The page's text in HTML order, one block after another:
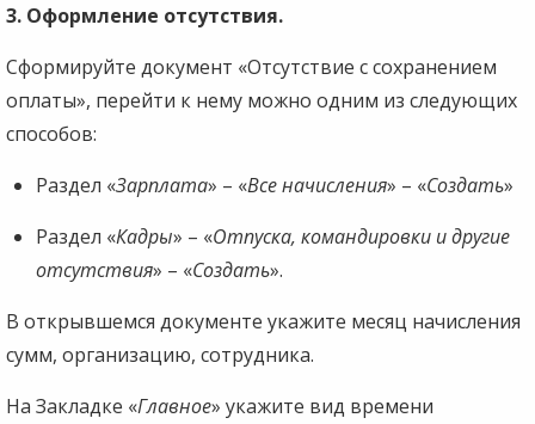
3. Оформление отсутствия.
Сформируйте документ «Отсутствие с сохранением
оплаты», перейти к нему можно одним из следующих
способов:
Раздел «Зарплата» – «Все начисления» – «Создать»
Раздел «Кадры» – «Отпуска, командировки и другие
отсутствия» – «Создать».
В открывшемся документе укажите месяц начисления
сумм, организацию, сотрудника.
На Закладке «Главное» укажите вид времени